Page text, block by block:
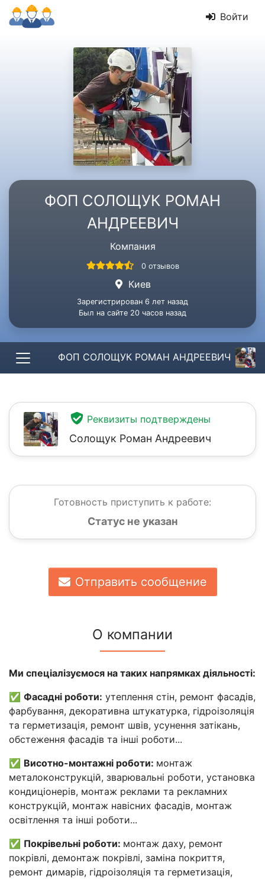
Войти
ФОП СОЛОЩУК РОМАН
АНДРЕЕВИЧ
Компания
0 отзывов
Киев
Зарегистрирован 6 лет назад
Был на сайте 20 часов назад
ФОП СОЛОЩУК РОМАН АНДРЕЕВИЧ
Реквизиты подтверждены
Солощук Роман Андреевич
Готовность приступить к работе:
Статус не указан
Отправить сообщение
О компании
Ми спеціалізуємося на таких напрямках діяльності:
✅ Фасадні роботи: утеплення стін, ремонт фасадів,
фарбування, декоративна штукатурка, гідроізоляція
та герметизація, ремонт швів, усунення затікань,
обстеження фасадів та інші роботи...
✅ Висотно-монтажні роботи: монтаж
металоконструкцій, зварювальні роботи, установка
кондиціонерів, монтаж реклами та рекламних
конструкцій, монтаж навісних фасадів, монтаж
освітлення та інші роботи...
✅ Покрівельні роботи: монтаж даху, ремонт
покрівлі, демонтаж покрівлі, заміна покриття,
ремонт димарів, гідроізоляція та герметизація,